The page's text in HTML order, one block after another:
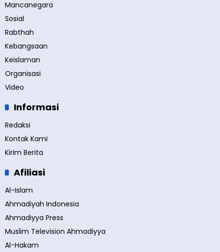
Mancanegara
Sosial
Rabthah
Kebangsaan
Keislaman
Organisasi
Video
Informasi
Redaksi
Kontak Kami
Kirim Berita
Afiliasi
Al-Islam
Ahmadiyah Indonesia
Ahmadiyya Press
Muslim Television Ahmadiyya
Al-Hakam